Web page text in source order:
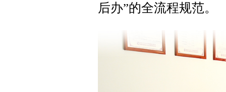
后办”的全流程规范。